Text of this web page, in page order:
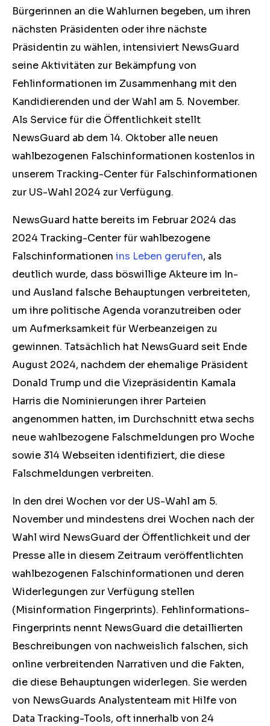
Bürgerinnen an die Wahlurnen begeben, um ihren
nächsten Präsidenten oder ihre nächste
Präsidentin zu wählen, intensiviert NewsGuard
seine Aktivitäten zur Bekämpfung von
Fehlinformationen im Zusammenhang mit den
Kandidierenden und der Wahl am 5. November.
Als Service für die Öffentlichkeit stellt
NewsGuard ab dem 14. Oktober alle neuen
wahlbezogenen Falschinformationen kostenlos in
unserem Tracking-Center für Falschinformationen
zur US-Wahl 2024 zur Verfügung.
NewsGuard hatte bereits im Februar 2024 das
2024 Tracking-Center für wahlbezogene
Falschinformationen ins Leben gerufen, als
deutlich wurde, dass böswillige Akteure im In-
und Ausland falsche Behauptungen verbreiteten,
um ihre politische Agenda voranzutreiben oder
um Aufmerksamkeit für Werbeanzeigen zu
gewinnen. Tatsächlich hat NewsGuard seit Ende
August 2024, nachdem der ehemalige Präsident
Donald Trump und die Vizepräsidentin Kamala
Harris die Nominierungen ihrer Parteien
angenommen hatten, im Durchschnitt etwa sechs
neue wahlbezogene Falschmeldungen pro Woche
sowie 314 Webseiten identifiziert, die diese
Falschmeldungen verbreiten.
In den drei Wochen vor der US-Wahl am 5.
November und mindestens drei Wochen nach der
Wahl wird NewsGuard der Öffentlichkeit und der
Presse alle in diesem Zeitraum veröffentlichten
wahlbezogenen Falschinformationen und deren
Widerlegungen zur Verfügung stellen
(Misinformation Fingerprints). Fehlinformations-
Fingerprints nennt NewsGuard die detaillierten
Beschreibungen von nachweislich falschen, sich
online verbreitenden Narrativen und die Fakten,
die diese Behauptungen widerlegen. Sie werden
von NewsGuards Analystenteam mit Hilfe von
Data Tracking-Tools, oft innerhalb von 24